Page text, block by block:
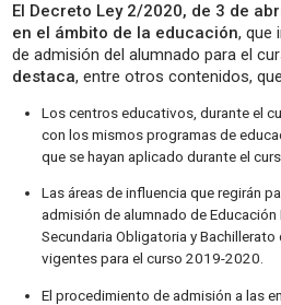
El Decreto Ley 2/2020, de 3 de
en el ámbito de la educación, que
de admisión del alumnado para el
destaca, entre otros contenidos,
Los centros educativos, durante el
con los mismos programas de
que se hayan aplicado durante el
Las áreas de influencia que regirán
admisión de alumnado de Educación
Secundaria Obligatoria y
vigentes para el curso 2019-2020.
El procedimiento de admisión a las